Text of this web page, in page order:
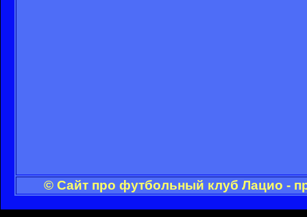
© Сайт про футбольный клуб Лацио -